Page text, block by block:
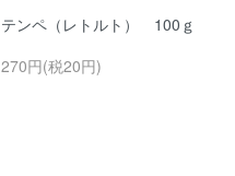
テンペ（レトルト） 100ｇ
270円(税20円)